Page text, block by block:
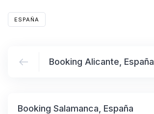
ESPAÑA
Booking Alicante, España
Booking Salamanca, España